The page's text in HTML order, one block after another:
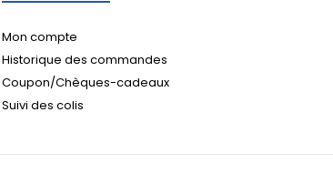
Mon compte
Historique des commandes
Coupon/Chèques-cadeaux
Suivi des colis